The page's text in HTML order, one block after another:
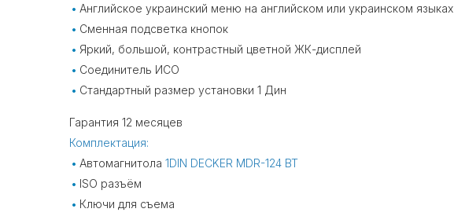
Английское украинский меню на английском или украинском языках
Сменная подсветка кнопок
Яркий, большой, контрастный цветной ЖК-дисплей
Соединитель ИСО
Стандартный размер установки 1 Дин
Гарантия 12 месяцев
Комплектация:
Автомагнитола 1DIN DECKER MDR-124 BT
ISO разъём
Ключи для съема